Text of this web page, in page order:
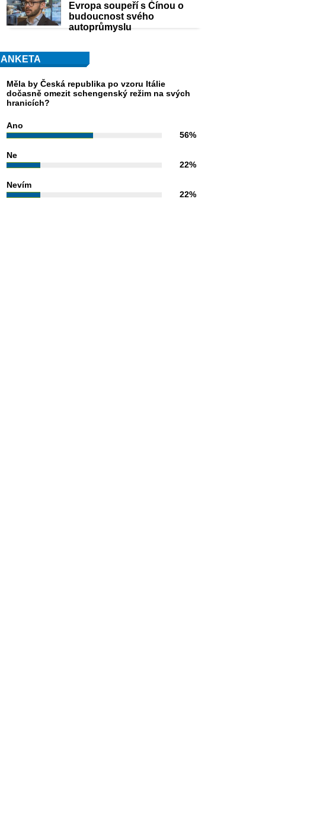
Evropa soupeří s Čínou o
budoucnost svého
autoprůmyslu
ANKETA
Měla by Česká republika po vzoru Itálie
dočasně omezit schengenský režim na svých
hranicích?
Ano
56%
Ne
22%
Nevím
22%